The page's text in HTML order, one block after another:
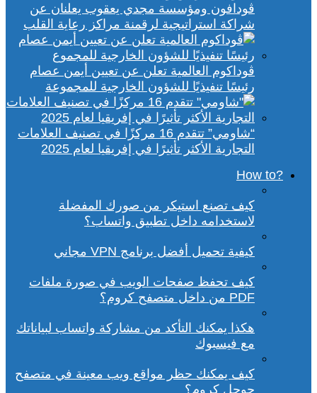
ڤودافون ومؤسسة مجدي يعقوب يعلنان عن
شراكة استراتيجية لرقمنة مراكز رعاية القلب
ڤوداكوم العالمية تعلن عن تعيين أيمن عصام
رئيسًا تنفيذيًا للشؤون الخارجية للمجموعة
“شاومي” تتقدم 16 مركزًا في تصنيف العلامات
التجارية الأكثر تأثيرًا في إفريقيا لعام 2025
?How to
كيف تصنع استيكر من صورك المفضلة
لاستخدامه داخل تطبيق واتساب؟
كيفية تحميل أفضل برنامج VPN مجاني
كيف تحفظ صفحات الويب في صورة ملفات
PDF من داخل متصفح كروم؟
هكذا يمكنك التأكد من مشاركة واتساب لبياناتك
مع فيسبوك
كيف يمكنك حظر مواقع ويب معينة في متصفح
جوجل كروم؟